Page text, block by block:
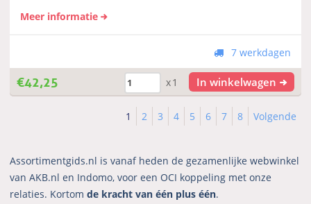
Meer informatie
7 werkdagen
€42,25 x1 In winkelwagen
1 2 3 4 5 6 7 8 Volgende
Assortimentgids.nl is vanaf heden de gezamenlijke webwinkel
van AKB.nl en Indomo, voor een OCI koppeling met onze
relaties. Kortomde kracht van één plus één.